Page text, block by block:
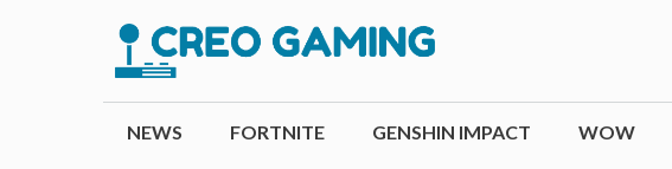
conteúdo
NEWS FORTNITE GENSHIN IMPACT WOW